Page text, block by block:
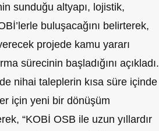
sunduğu altyapı, lojistik,
buluşacağını belirterek,
projede kamu yararı
sürecinin başladığını açıkladı.
nihai taleplerin kısa süre içinde
için yeni bir dönüşüm
“KOBİ OSB ile uzun yıllardır